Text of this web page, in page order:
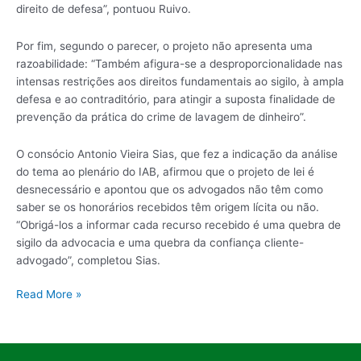
direito de defesa”, pontuou Ruivo.
Por fim, segundo o parecer, o projeto não apresenta uma
razoabilidade: “Também afigura-se a desproporcionalidade nas
intensas restrições aos direitos fundamentais ao sigilo, à ampla
defesa e ao contraditório, para atingir a suposta finalidade de
prevenção da prática do crime de lavagem de dinheiro”.
O consócio Antonio Vieira Sias, que fez a indicação da análise
do tema ao plenário do IAB, afirmou que o projeto de lei é
desnecessário e apontou que os advogados não têm como
saber se os honorários recebidos têm origem lícita ou não.
“Obrigá-los a informar cada recurso recebido é uma quebra de
sigilo da advocacia e uma quebra da confiança cliente-
advogado”, completou Sias.
Read More »